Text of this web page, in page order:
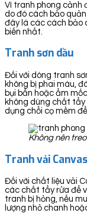
Vì tranh phong cảnh
do đó cách bảo
đây là các cách bảo
biến nhất.
Tranh sơn dầu
Đối với dòng tranh
không bị phai màu,
bụi bẩn hoặc ẩm
không dùng chất tẩy
dụng chổi cọ mềm
Không nên
Tranh vải Canvas
Đối với chất liệu vải
các chất tẩy rửa để
tranh bị hỏng, nếu
lượng nhỏ chanh